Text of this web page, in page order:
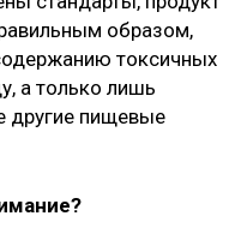
образом,
токсичных
а только лишь
другие пищевые